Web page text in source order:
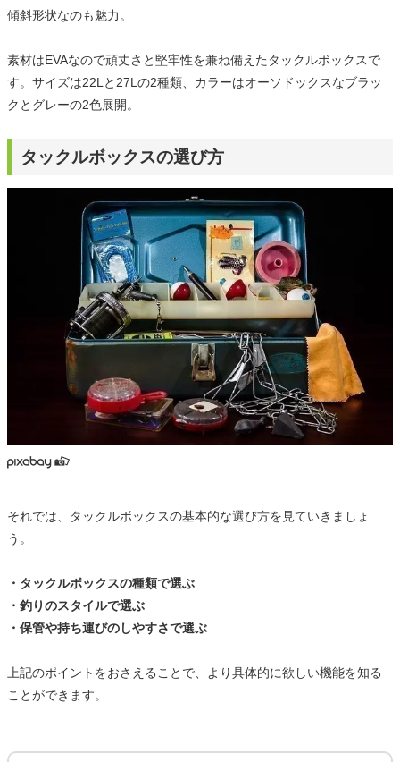
傾斜形状なのも魅力。
素材はEVAなので頑丈さと堅牢性を兼ね備えたタックルボックスで
す。サイズは22Lと27Lの2種類、カラーはオーソドックスなブラッ
クとグレーの2色展開。
タックルボックスの選び方
それでは、タックルボックスの基本的な選び方を見ていきましょ
う。
・タックルボックスの種類で選ぶ
・釣りのスタイルで選ぶ
・保管や持ち運びのしやすさで選ぶ
上記のポイントをおさえることで、より具体的に欲しい機能を知る
ことができます。